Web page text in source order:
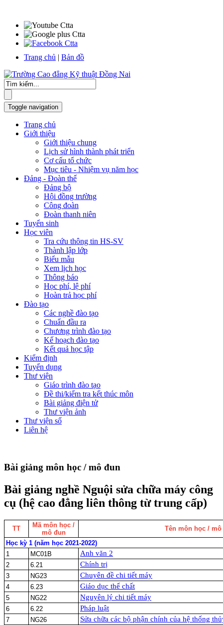
Trang chủ | Bản đồ
Toggle navigation
Trang chủ
Giới thiệu
Giới thiệu chung
Lịch sử hình thành phát triển
Cơ cấu tổ chức
Mục tiêu - Nhiệm vụ năm học
Đảng - Đoàn thể
Đảng bộ
Hội đồng trường
Công đoàn
Đoàn thanh niên
Tuyển sinh
Học viên
Tra cứu thông tin HS-SV
Thành lập lớp
Biểu mẫu
Xem lịch học
Thông báo
Học phí, lệ phí
Hoàn trả học phí
Đào tạo
Các nghề đào tạo
Chuẩn đầu ra
Chương trình đào tạo
Kế hoạch đào tạo
Kết quả học tập
Kiểm định
Tuyển dụng
Thư viện
Giáo trình đào tạo
Đề thi/kiểm tra kết thúc môn
Bài giảng điện tử
Thư viện ảnh
Thư viện số
Liên hệ
Bài giảng môn học / mô đun
Bài giảng nghề Nguội sửa chữa máy công
cụ (hệ cao đẳng liên thông từ trung cấp)
TT
Mã môn học /
mô đun
Tên môn học /
Học kỳ 1 (năm học 2021-2022)
1
MC01B Anh văn 2
2 6.21 Chính trị
3 NG23 Chuyên đề chi tiết máy
4 6.23 Giáo dục thể chất
5 NG22 Nguyên lý chi tiết máy
6 6.22 Pháp luật
7 NG26 Sửa chữa các bộ phận chính của hệ thống